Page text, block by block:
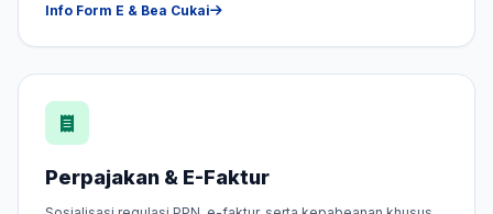
Info Form E & Bea Cukai
Perpajakan & E-Faktur